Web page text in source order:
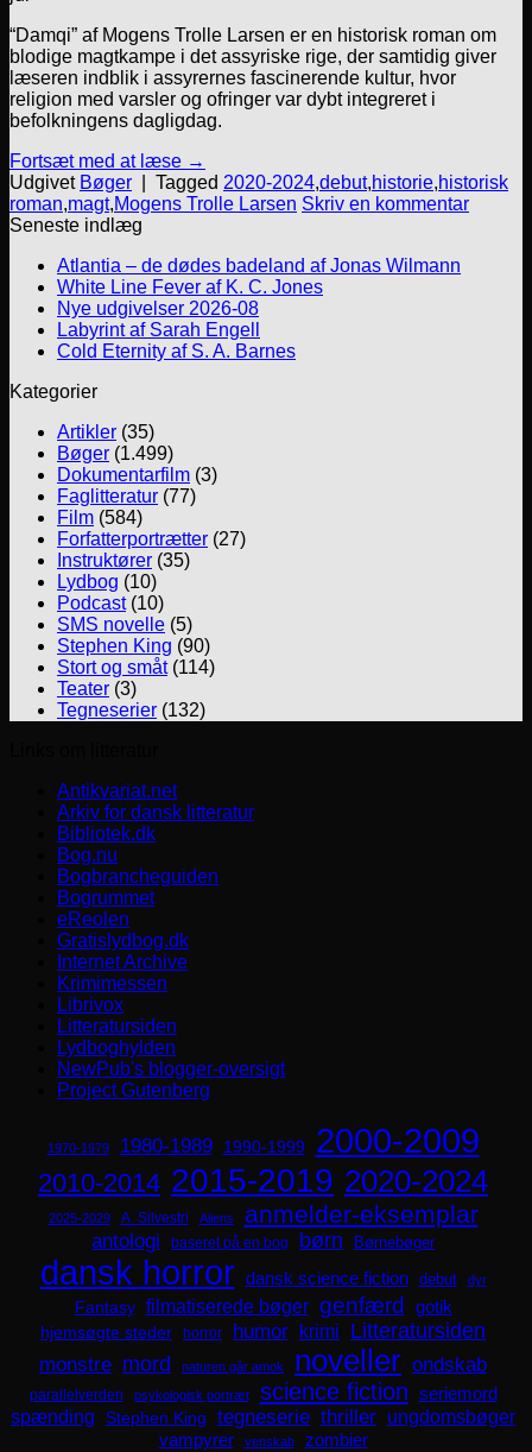
“Damqi” af Mogens Trolle Larsen er en historisk roman om
blodige magtkampe i det assyriske rige, der samtidig giver
læseren indblik i assyrernes fascinerende kultur, hvor
religion med varsler og ofringer var dybt integreret i
befolkningens dagligdag.
Fortsæt med at læse →
Udgivet Bøger Tagged 2020-2024,debut,historie,historisk
roman,magt,Mogens Trolle Larsen Skriv en kommentar
Seneste indlæg
Atlantia – de dødes badeland af Jonas Wilmann
White Line Fever af K. C. Jones
Nye udgivelser 2026-08
Labyrint af Sarah Engell
Cold Eternity af S. A. Barnes
Kategorier
Artikler (35)
Bøger (1.499)
Dokumentarfilm (3)
Faglitteratur (77)
Film (584)
Forfatterportrætter (27)
Instruktører (35)
Lydbog (10)
Podcast(10)
SMS novelle (5)
Stephen King (90)
Stort og småt(114)
Teater (3)
Tegneserier (132)
Antikvariat.net
Arkiv for dansk litteratur
Bibliotek.dk
Bog.nu
Bogbrancheguiden
Bogrummet
eReolen
Gratislydbog.dk
Internet Archive
Krimimessen
Librivox
Litteratursiden
Lydboghylden
NewPub's blogger-oversigt
Project Gutenberg
1970-1979 1980-1989 1990-1999 2000-2009
2010-2014 2015-2019 2020-2024
2025-2029 A. Silvestri Aliens anmelder-eksemplar
antologi baseret på en bog børn Børnebøger
dansk horror dansk science fiction debut dyr
Fantasy filmatiserede bøger genfærd
gotik
hjemsøgte steder
horror humor krimi Litteratursiden
monstre mord naturen går amok noveller ondskab
parallelverden psykologisk portræt science fiction seriemord
spænding Stephen King tegneserie thriller ungdomsbøger
vampyrer venskab
zombier